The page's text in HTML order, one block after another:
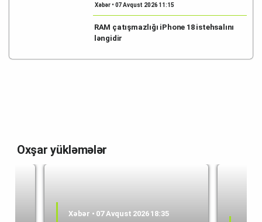
Xəbər • 07 Avqust 2026 11:15
RAM çatışmazlığı iPhone 18 istehsalını
ləngidir
Oxşar yükləmələr
Xəbər • 07 Avqust 2026 18:35